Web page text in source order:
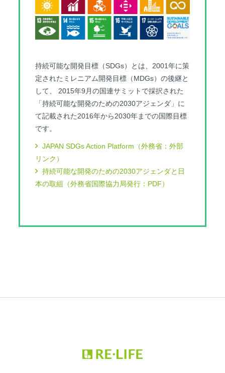
持続可能な開発目標（SDGs）とは、2001年に策
定されたミレニアム開発目標（MDGs）の後継と
して、 2015年9月の国連サミットで採択された
「持続可能な開発のための2030アジェンダ」に
て記載された2016年から2030年までの国際目標
です。
JAPAN SDGs Action Platform（外務省：外部
リンク）
持続可能な開発のための2030アジェンダと日
本の取組（外務省国際協力局発行：PDF）